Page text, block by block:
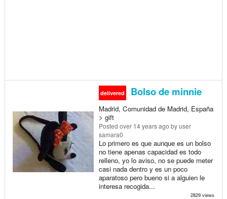
delivered Bolso de minnie
Madrid, Comunidad de Madrid, España
> gift
Posted over 14 years ago by user
samara0
Lo primero es que aunque es un bolso
no tiene apenas capacidad es todo
relleno, yo lo aviso, no se puede meter
casi nada dentro y es un poco
aparatoso pero bueno si a alguien le
interesa recogida...
2829 views